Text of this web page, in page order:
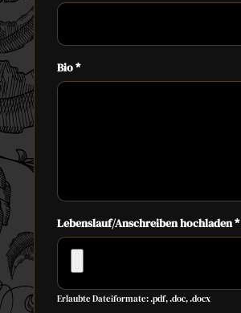
Bio*
Lebenslauf/Anschreiben hochladen*
Erlaubte Dateiformate: .pdf, .doc, .docx